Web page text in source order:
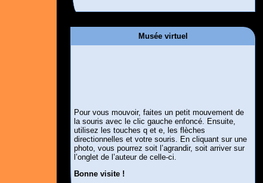
Musée virtuel
Pour vous mouvoir, faites un petit mouvement de
la souris avec le clic gauche enfoncé. Ensuite,
utilisez les touches q et e, les flèches
directionnelles et votre souris. En cliquant sur une
photo, vous pourrez soit l’agrandir, soit arriver sur
l’onglet de l’auteur de celle-ci.
Bonne visite !